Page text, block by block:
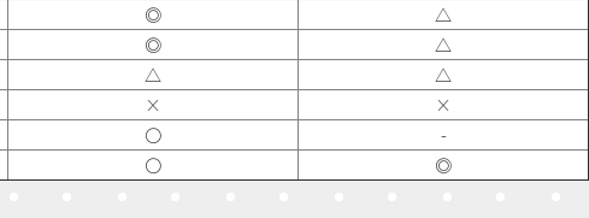
◎ △
◎ △
△ △
× ×
〇 -
〇 ◎